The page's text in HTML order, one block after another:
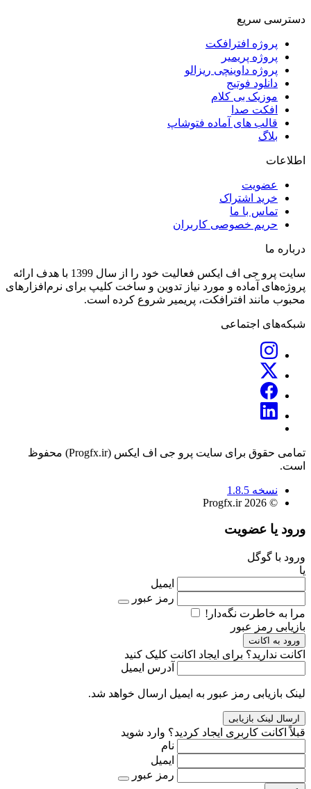
دسترسی سریع
پروژه افترافکت
پروژه پریمیر
پروژه داوینچی ریزالو
دانلود فوتیج
موزیک بی کلام
افکت صدا
قالب های آماده فتوشاپ
بلاگ
اطلاعات
عضویت
خرید اشتراک
تماس با ما
حریم خصوصی کاربران
درباره ما
سایت پرو جی اف ایکس فعالیت خود را از سال 1399 با هدف ارائه
پروژه‌های آماده و مورد نیاز تدوین و ساخت کلیپ برای نرم‌افزارهای
محبوب مانند افترافکت، پریمیر شروع کرده است.
شبکه‌های اجتماعی
تمامی حقوق برای سایت پرو جی اف ایکس (Progfx.ir) محفوظ
است.
نسخه 1.8.5
© 2026 Progfx.ir
ورود یا عضویت
ورود با گوگل
یا
ایمیل
رمز عبور
مرا به خاطرت نگه‌دار!
بازیابی رمز عبور
ورود به اکانت
اکانت ندارید؟ برای ایجاد اکانت کلیک کنید
آدرس ایمیل
لینک بازیابی رمز عبور به ایمیل ارسال خواهد شد.
قبلاً اکانت کاربری ایجاد کردید؟ وارد شوید
نام
ایمیل
رمز عبور